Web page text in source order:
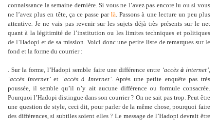
connaissance la semaine dernière. Si vous ne l’avez pas encore lu ou si vous
ne l’avez plus en tête, ça ce passe parlà. Passons à une lecture un peu plus
attentive. Je ne vais pas revenir sur les sujets déjà très présents sur le net
quant à la légitimité de l’institution ou les limites techniques et politiques
de l’Hadopi et de sa mission. Voici donc une petite liste de remarques sur le
fond et la forme du courrier :
. Sur la forme, l’Hadopi semble faire une différence entre ‘accès à internet’,
‘accès internet’et ‘accès à Internet’. Après une petite enquête pas très
poussée, il semble qu’il n’y ait aucune différence ou formule consacrée.
Pourquoi l’Hadopi distingue dans son courrier ? On ne sait pas trop. Peut être
une question de style, ceci dit, pour parler de la même chose, pourquoi faire
des différences, si subtiles soient elles ? Le message de l’Hadopi devrait être